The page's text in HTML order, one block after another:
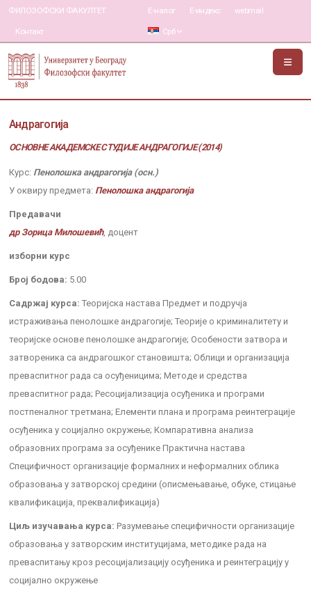
ФИЛОЗОФСКИ ФАКУЛТЕТ
Контакт
Е-налог Е-индекс webmail
Срб
Андрагогија
ОСНОВНЕ АКАДЕМСКЕ СТУДИЈЕ АНДРАГОГИЈЕ (2014)
Курс: Пенолошка андрагогија (осн.)
У оквиру предмета: Пенолошка андрагогија
Предавачи
др Зорица Милошевић, доцент
изборни курс
Број бодова: 5.00
Садржај курса: Теоријска настава Предмет и подручја
истраживања пенолошке андрагогије; Теорије о криминалитету и
теоријске основе пенолошке андрагогије; Особености затвора и
затвореника са андрагошког становишта; Облици и организација
преваспитног рада са осуђеницима; Методе и средства
преваспитног рада; Ресоцијализација осуђеника и програми
постпеналног третмана; Елементи плана и програма реинтеграције
осуђеника у социјално окружење; Компаративна анализа
образовних програма за осуђенике Практична настава
Специфичност организације формалних и неформалних облика
образовања у затворској средини (описмењавање, обуке, стицање
квалификација, преквалификација)
Циљ изучавања курса: Разумевање специфичности организације
образовања у затворским институцијама, методике рада на
преваспитању кроз ресоцијализацију осуђеника и реинтеграцију у
социјално окружење